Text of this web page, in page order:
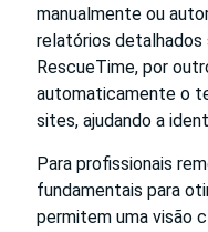
manualmente ou
relatórios detalhados
RescueTime, por
automaticamente o
sites, ajudando a
Para profissionais
fundamentais para
permitem uma visão